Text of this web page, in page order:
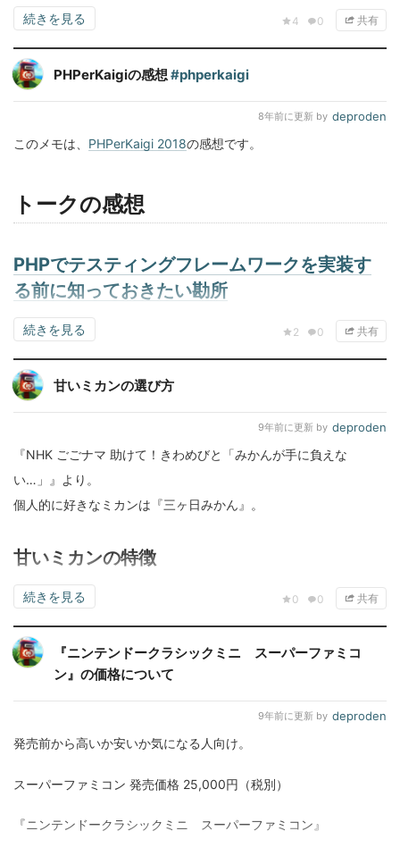
4 0 共有
続きを見る
PHPerKaigiの感想 #phperkaigi
8年前に更新 by deproden
2 0 共有
このメモは、 PHPerKaigi 2018の感想です。
トークの感想
PHPでテスティングフレームワークを実装す
る前に知っておきたい勘所
続きを見る
甘いミカンの選び方
9年前に更新 by deproden
0 0 共有
『NHK ごごナマ 助けて！きわめびと「みかんが手に負えな
い…」』より。
個人的に好きなミカンは『三ヶ日みかん』。
甘いミカンの特徴
続きを見る
『ニンテンドークラシックミニ スーパーファミコ
ン』の価格について
9年前に更新 by deproden
発売前から高いか安いか気になる人向け。
スーパーファミコン 発売価格 25,000円（税別）
『ニンテンドークラシックミニ スーパーファミコン』